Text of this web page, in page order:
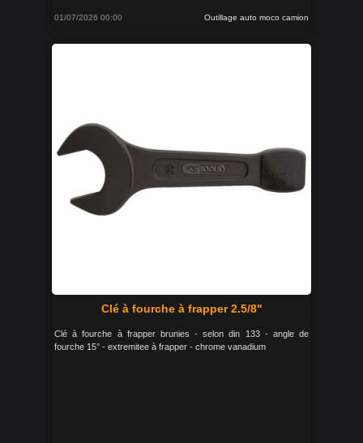
01/07/2026 00:00 Outillage auto moco camion
Clé à fourche à frapper 2.5/8"
Clé à fourche à frapper brunies - selon din 133 - angle de
fourche 15° - extremitee à frapper - chrome vanadium